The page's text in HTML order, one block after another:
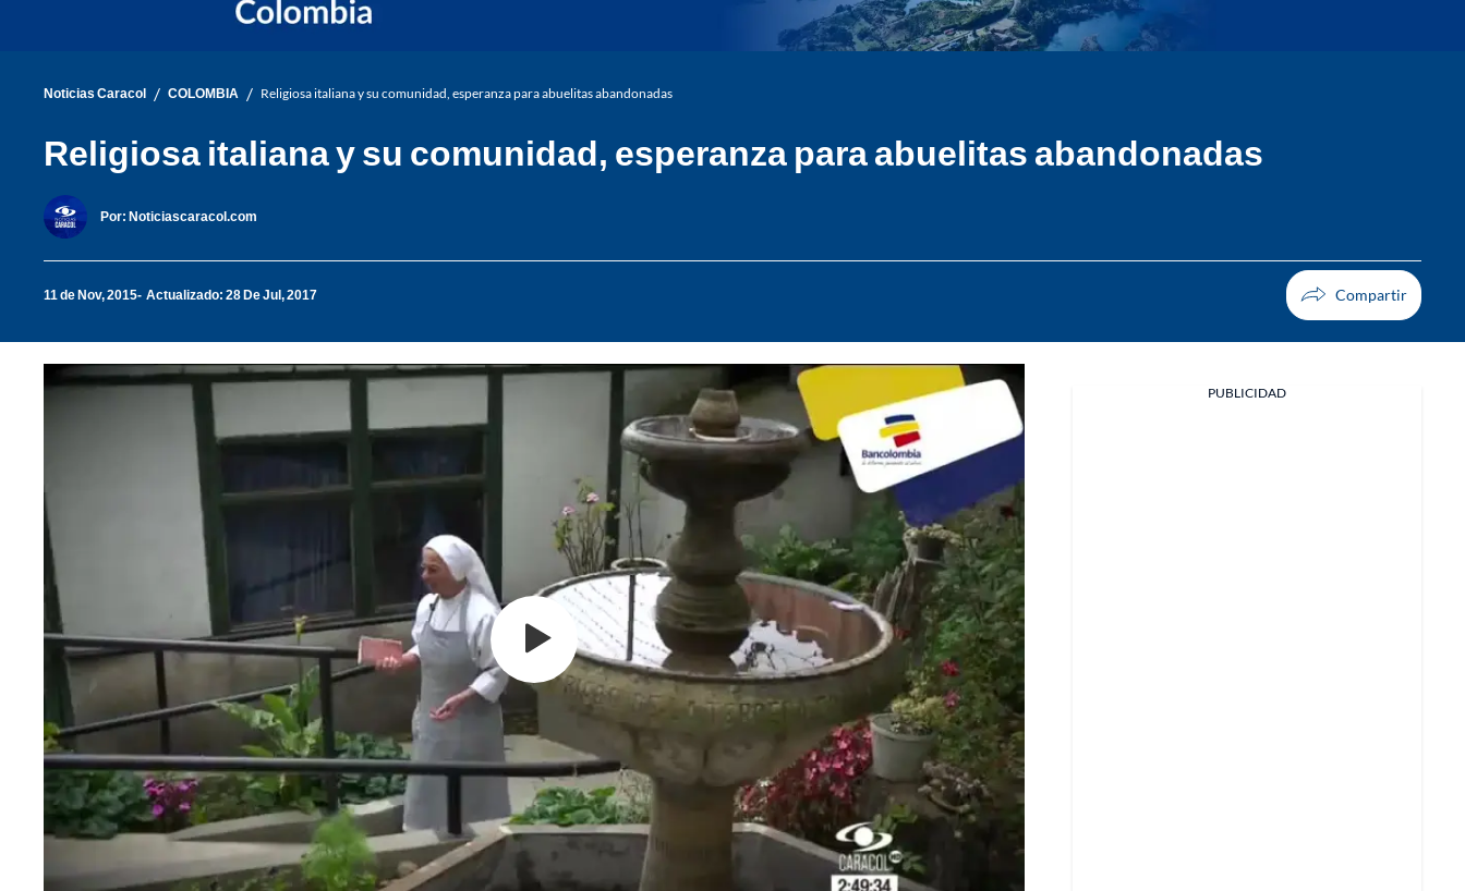
Noticias Caracol / COLOMBIA / Religiosa italiana y su comunidad, esperanza para abuelitas abandonadas
Religiosa italiana y su comunidad, esperanza para abuelitas abandonadas
Por: Noticiascaracol.com
11 de Nov, 2015 Actualizado: 28 De Jul, 2017
PUBLICIDAD